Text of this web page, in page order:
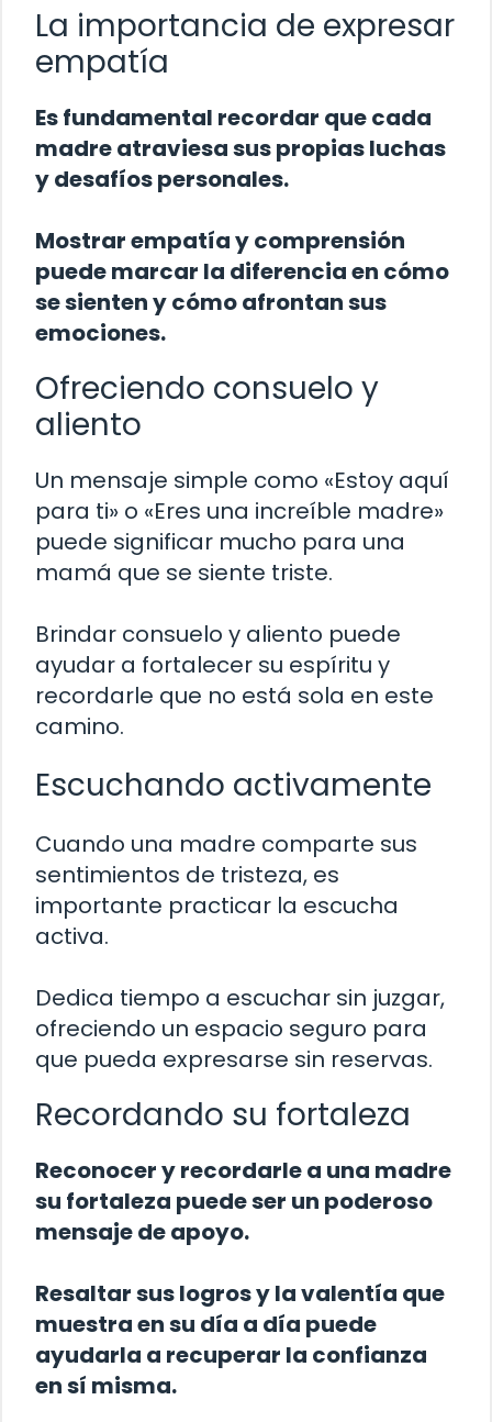
La importancia de expresar
empatía
Es fundamental recordar que cada
madre atraviesa sus propias luchas
y desafíos personales.
Mostrar empatía y comprensión
puede marcar la diferencia en cómo
se sienten y cómo afrontan sus
emociones.
Ofreciendo consuelo y
aliento
Un mensaje simple como «Estoy aquí
para ti» o «Eres una increíble madre»
puede significar mucho para una
mamá que se siente triste.
Brindar consuelo y aliento puede
ayudar a fortalecer su espíritu y
recordarle que no está sola en este
camino.
Escuchando activamente
Cuando una madre comparte sus
sentimientos de tristeza, es
importante practicar la escucha
activa.
Dedica tiempo a escuchar sin juzgar,
ofreciendo un espacio seguro para
que pueda expresarse sin reservas.
Recordando su fortaleza
Reconocer y recordarle a una madre
su fortaleza puede ser un poderoso
mensaje de apoyo.
Resaltar sus logros y la valentía que
muestra en su día a día puede
ayudarla a recuperar la confianza
en sí misma.